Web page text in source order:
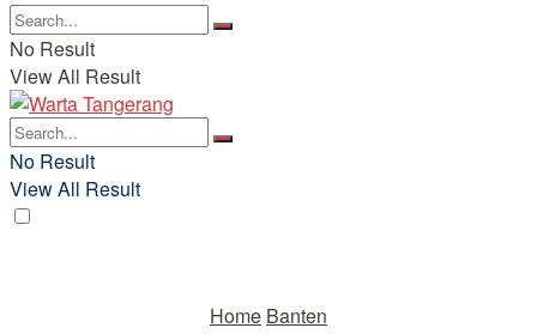
No Result
View All Result
No Result
View All Result
Home Banten